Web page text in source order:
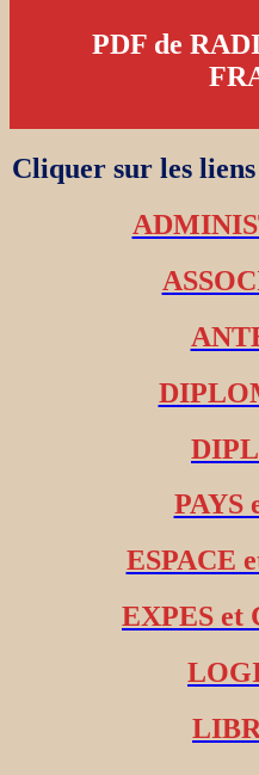
PDF de
Cliquer sur les liens
PAYS
ESPACE
EXPES et